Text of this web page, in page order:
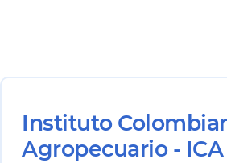
Instituto
Agropecuario - ICA